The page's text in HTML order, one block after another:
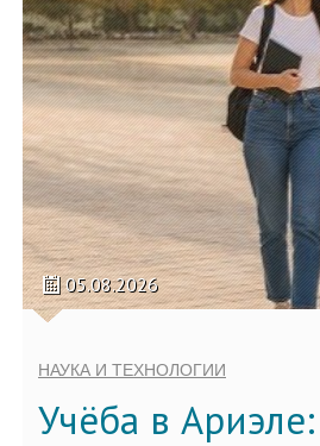
05.08.2026
НАУКА И ТЕХНОЛОГИИ
Учёба в